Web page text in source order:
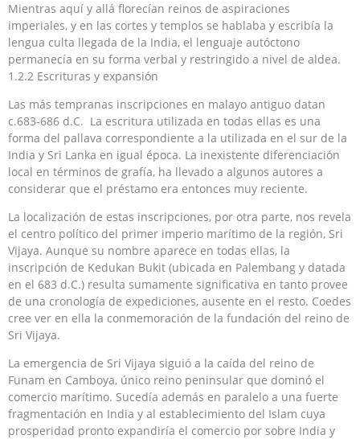
Mientras aquí y allá florecían reinos de aspiraciones
imperiales, y en las cortes y templos se hablaba y escribía la
lengua culta llegada de la India, el lenguaje autóctono
permanecía en su forma verbal y restringido a nivel de aldea.
1.2.2 Escrituras y expansión
Las más tempranas inscripciones en malayo antiguo datan
c.683-686 d.C. La escritura utilizada en todas ellas es una
forma del pallava correspondiente a la utilizada en el sur de la
India y Sri Lanka en igual época. La inexistente diferenciación
local en términos de grafía, ha llevado a algunos autores a
considerar que el préstamo era entonces muy reciente.
La localización de estas inscripciones, por otra parte, nos revela
el centro político del primer imperio marítimo de la región, Sri
Vijaya. Aunque su nombre aparece en todas ellas, la
inscripción de Kedukan Bukit (ubicada en Palembang y datada
en el 683 d.C.) resulta sumamente significativa en tanto provee
de una cronología de expediciones, ausente en el resto. Coedes
cree ver en ella la conmemoración de la fundación del reino de
Sri Vijaya.
La emergencia de Sri Vijaya siguió a la caída del reino de
Funam en Camboya, único reino peninsular que dominó el
comercio marítimo. Sucedía además en paralelo a una fuerte
fragmentación en India y al establecimiento del Islam cuya
prosperidad pronto expandiría el comercio por sobre India y